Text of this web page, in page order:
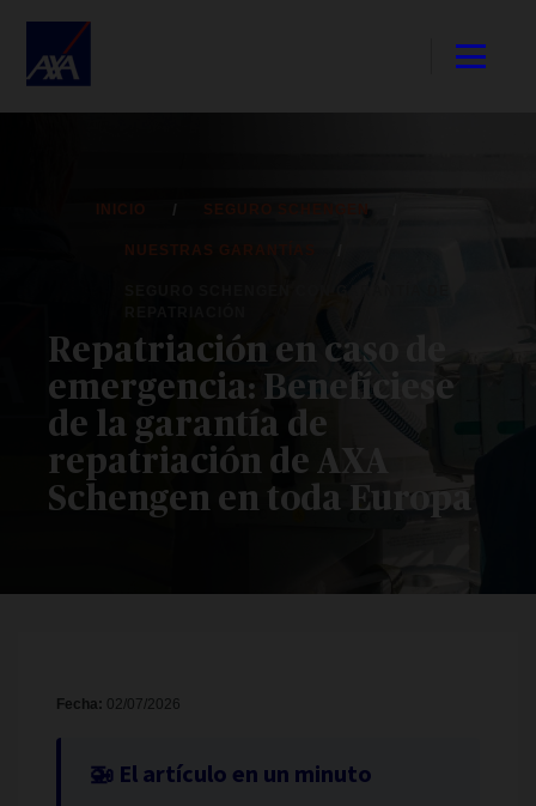
INICIO SEGURO SCHENGEN
NUESTRAS GARANTÍAS
Repatriación en caso de
emergencia: Benefíciese
de la garantía de
repatriación de AXA
Schengen en toda Europa
Fecha: 02/07/2026
🚁 El artículo en un minuto